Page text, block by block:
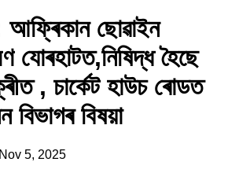
আফ্ৰিকান ছোৱাইন
যোৰহাটত,নিষিদ্ধ হৈছে
, চাৰ্কেট হাউচ ৰোডত
বিষয়া
Nov 5, 2025